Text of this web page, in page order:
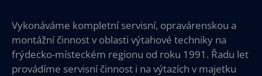
Vykonáváme kompletní servisní, opravárenskou a
montážní činnost v oblasti výtahové techniky na
frýdecko-místeckém regionu od roku 1991. Řadu let
provádíme servisní činnost i na výtazích v majetku